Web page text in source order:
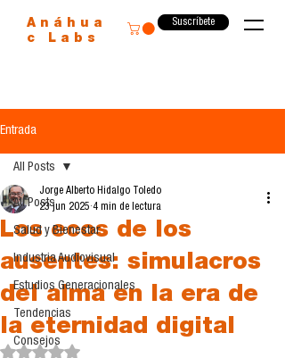
Anáhua
c Labs
Suscríbete
Entrada
All Posts
Salud y Bienestar
Industria Audiovisual
Estudios Generacionales
Tendencias
Consejos
All Posts
Los ecos de los
ausentes: simulacros
del alma en la era de
la eternidad digital
Jorge Alberto Hidalgo Toledo
23 jun 2025 4 min de lectura
Obtuvo NaN de 5 estrellas.